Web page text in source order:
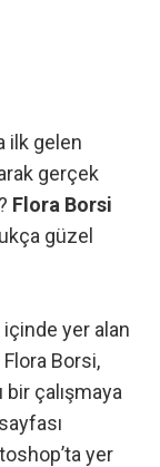
ilk gelen
gerçek
Flora Borsi
güzel
içinde yer alan
Borsi,
çalışmaya
yer